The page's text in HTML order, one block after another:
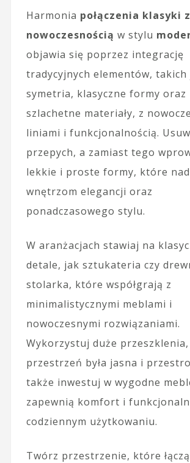
Harmonia połączenia klasyki z
nowoczesnością w stylu
objawia się poprzez integrację
tradycyjnych elementów, takich
symetria, klasyczne formy oraz
szlachetne materiały, z
liniami i funkcjonalnością.
przepych, a zamiast tego
lekkie i proste formy, które
wnętrzom elegancji oraz
ponadczasowego stylu.
W aranżacjach stawiaj na
detale, jak sztukateria czy
stolarka, które współgrają z
minimalistycznymi meblami i
nowoczesnymi rozwiązaniami.
Wykorzystuj duże
przestrzeń była jasna i
także inwestuj w wygodne
zapewnią komfort i
codziennym użytkowaniu.
Twórz przestrzenie, które